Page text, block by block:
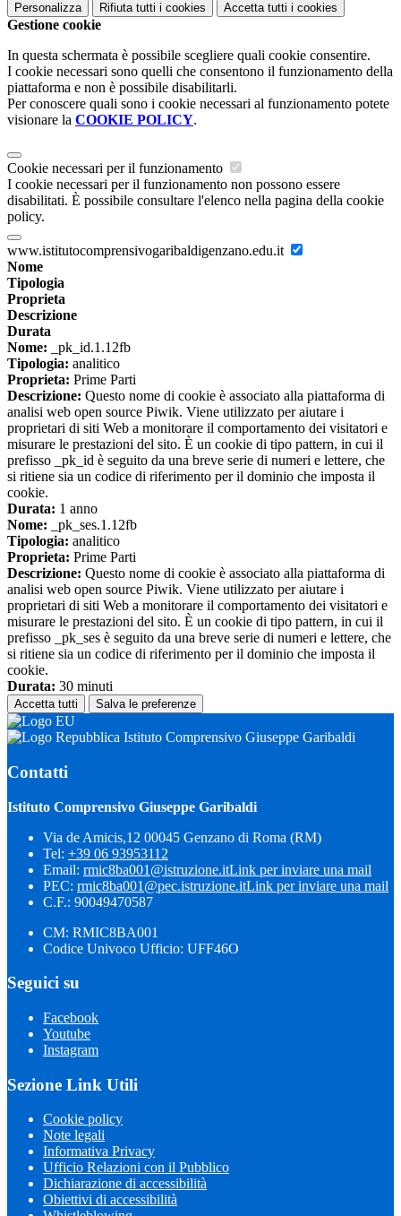
Personalizza Rifiuta tutti i cookies Accetta tutti i cookies
Gestione cookie
In questa schermata è possibile scegliere quali cookie consentire.
I cookie necessari sono quelli che consentono il funzionamento della
piattaforma e non è possibile disabilitarli.
Per conoscere quali sono i cookie necessari al funzionamento potete
visionare la COOKIE POLICY.
Cookie necessari per il funzionamento
I cookie necessari per il funzionamento non possono essere
disabilitati. È possibile consultare l'elenco nella pagina della cookie
policy.
www.istitutocomprensivogaribaldigenzano.edu.it
Nome
Tipologia
Proprieta
Descrizione
Durata
Nome: _pk_id.1.12fb
Tipologia: analitico
Proprieta: Prime Parti
Descrizione: Questo nome di cookie è associato alla piattaforma di
analisi web open source Piwik. Viene utilizzato per aiutare i
proprietari di siti Web a monitorare il comportamento dei visitatori e
misurare le prestazioni del sito. È un cookie di tipo pattern, in cui il
prefisso _pk_id è seguito da una breve serie di numeri e lettere, che
si ritiene sia un codice di riferimento per il dominio che imposta il
cookie.
Durata: 1 anno
Nome: _pk_ses.1.12fb
Tipologia: analitico
Proprieta: Prime Parti
Descrizione: Questo nome di cookie è associato alla piattaforma di
analisi web open source Piwik. Viene utilizzato per aiutare i
proprietari di siti Web a monitorare il comportamento dei visitatori e
misurare le prestazioni del sito. È un cookie di tipo pattern, in cui il
prefisso _pk_ses è seguito da una breve serie di numeri e lettere, che
si ritiene sia un codice di riferimento per il dominio che imposta il
cookie.
Durata: 30 minuti
Accetta tutti Salva le preferenze
Istituto Comprensivo Giuseppe Garibaldi
Contatti
Istituto Comprensivo Giuseppe Garibaldi
Via de Amicis,12 00045 Genzano di Roma (RM)
Tel: +39 06 93953112
Email: rmic8ba001@istruzione.itLink per inviare una mail
PEC: rmic8ba001@pec.istruzione.itLink per inviare una mail
C.F.: 90049470587
CM: RMIC8BA001
Codice Univoco Ufficio: UFF46O
Seguici su
Facebook
Youtube
Instagram
Sezione Link Utili
Cookie policy
Note legali
Informativa Privacy
Ufficio Relazioni con il Pubblico
Dichiarazione di accessibilità
Obiettivi di accessibilità